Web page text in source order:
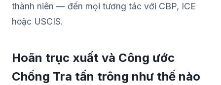
thành niên — đến mọi tương tác với CBP, ICE
hoặc USCIS.
Hoãn trục xuất và Công ước
Chống Tra tấn trông như thế nào